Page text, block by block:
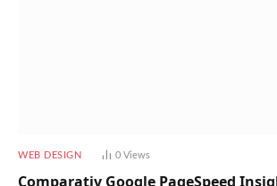
WEB DESIGN 0 Views
Comparativ Google PageSpeed